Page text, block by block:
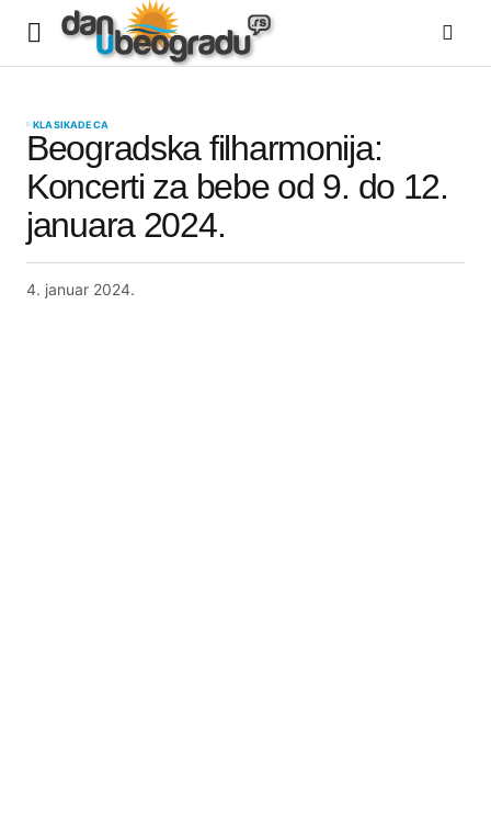
KLASIKADECA
Beogradska filharmonija:
Koncerti za bebe od 9. do 12.
januara 2024.
4. januar 2024.